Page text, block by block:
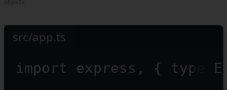
objects:
src/app.ts
import express, { type